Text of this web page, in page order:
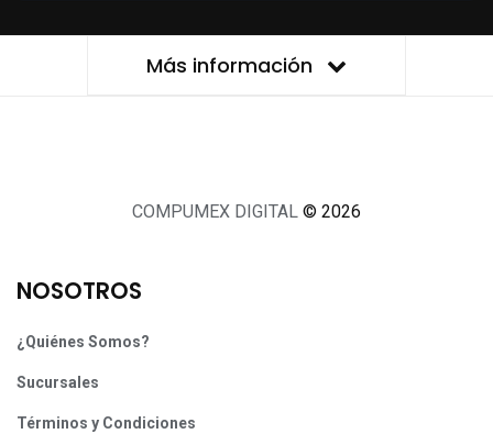
Más información
COMPUMEX DIGITAL © 2026
NOSOTROS
¿Quiénes Somos?
Sucursales
Términos y Condiciones